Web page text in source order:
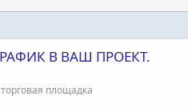
ТРАФИК В ВАШ ПРОЕКТ.
площадка